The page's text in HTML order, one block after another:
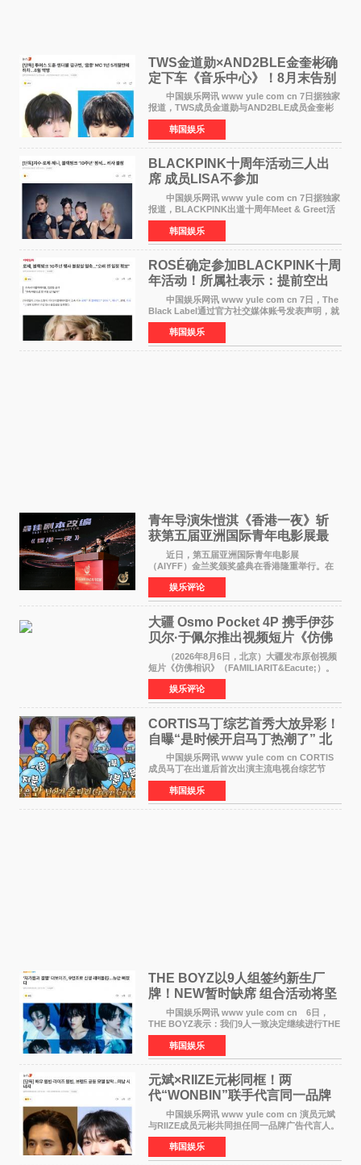
TWS金道勋×AND2BLE金奎彬确
定下车《音乐中心》！8月末告别
MC席位
中国娱乐网讯 www yule com cn 7日据独家
报道，TWS成员金道勋与AND2BLE成员金奎彬
将于8月离开《音乐中心》MC的位置。 金道
勋与金奎彬于去年3月与H2H A-NA一起被选为
《音乐中心》MC，约1
韩国娱乐
BLACKPINK十周年活动三人出
席 成员LISA不参加
中国娱乐网讯 www yule com cn 7日据独家
报道，BLACKPINK出道十周年Meet & Greet活
动将由智秀、ROS&Eacute;、JENNIE出席，
LISA将缺席。 此前BLACKPINK所属社YG并
未为组合出道十周年做
韩国娱乐
ROSÉ确定参加BLACKPINK十周
年活动！所属社表示：提前空出
了时间
中国娱乐网讯 www yule com cn 7日，The
Black Label通过官方社交媒体账号发表声明，就
近期网络上关于ROS&Eacute;个人行程及是否参
加BLACKPINK出道纪念活动的种种猜测作出正
式回应。 Th
韩国娱乐
青年导演朱愷淇《香港一夜》斩
获第五届亚洲国际青年电影展最
佳剧本改编奖
近日，第五届亚洲国际青年电影展
（AIYFF）金兰奖颁奖盛典在香港隆重举行。在
这场汇聚数百位海内外电影人、文化界人士及媒
体代表的亚洲青年影视盛会上，香港本土电影
《香港一夜》（Dawn in Ho
娱乐评论
大疆 Osmo Pocket 4P 携手伊莎
贝尔·于佩尔推出视频短片《仿佛
相识》
（2026年8月6日，北京）大疆发布原创视频
短片《仿佛相识》（FAMILIARIT&Eacute;）。
视频短片由戛纳国际电影节最佳女演员伊莎贝尔·
于佩尔（Isabelle Huppert）主演，全程使用大
疆首款双主摄口
娱乐评论
CORTIS马丁综艺首秀大放异彩！
自曝“是时候开启马丁热潮了” 北
美巡演火热进行中
中国娱乐网讯 www yule com cn CORTIS
成员马丁在出道后首次出演主流电视台综艺节
目，展现了多才多艺的魅力。 马丁出演了5日
播出的MBC《Radio Star》Fashion与Passion
之间，I&lsquo;m
韩国娱乐
THE BOYZ以9人组签约新生厂
牌！NEW暂时缺席 组合活动将坚
定不移继续
中国娱乐网讯 www yule com cn 6日，
THE BOYZ表示：我们9人一致决定继续进行THE
BOYZ组合活动，并且已经完成了组合团体活动
签约。目前正在新生厂牌下进行活动准备。尚未
离开THE BOYZ原所
韩国娱乐
元斌×RIIZE元彬同框！两
代“WONBIN”联手代言同一品牌
颜值天花板合体
中国娱乐网讯 www yule com cn 演员元斌
与RIIZE成员元彬共同担任同一品牌广告代言人。
6日据独家报道，继演员元斌之后，RIIZE元彬最
近也被选为某在线中介平台A公司的共同广告代言
人，两人将作
韩国娱乐